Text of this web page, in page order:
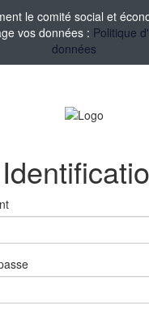
le comité social et
vos données : Politique
données